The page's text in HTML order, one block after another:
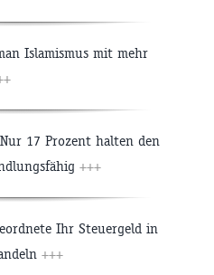
Islamismus mit mehr
17 Prozent halten den
+++
Ihr Steuergeld in
+++